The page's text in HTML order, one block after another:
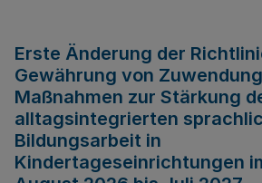
Erste Änderung der
Gewährung von
Maßnahmen zur Stärkung
alltagsintegrierten
Bildungsarbeit in
Kindertageseinrichtungen